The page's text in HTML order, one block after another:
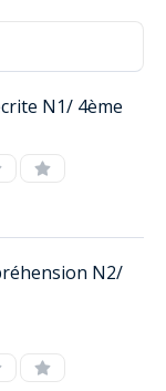
N1/ 4ème
N2/